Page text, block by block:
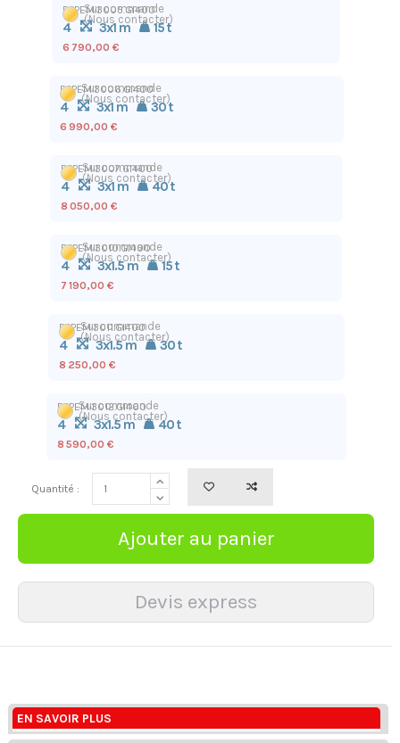
BPPEM.3005.GI400
4 3x1 m 15 t
6 790,00 €
Sur commande
(Nous contacter)
BPPEM.3006.GI400
4 3x1 m 30 t
6 990,00 €
Sur commande
(Nous contacter)
BPPEM.3007.GI400
4 3x1 m 40 t
8 050,00 €
Sur commande
(Nous contacter)
BPPEM.3010.GI400
4 3x1.5 m 15 t
7 190,00 €
Sur commande
(Nous contacter)
BPPEM.3011.GI400
4 3x1.5 m 30 t
8 250,00 €
Sur commande
(Nous contacter)
BPPEM.3012.GI400
4 3x1.5 m 40 t
8 590,00 €
Sur commande
(Nous contacter)
Quantité :
EN SAVOIR PLUS